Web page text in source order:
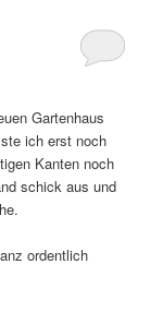
Gartenhaus
ich erst noch
Kanten noch
schick aus und
ordentlich